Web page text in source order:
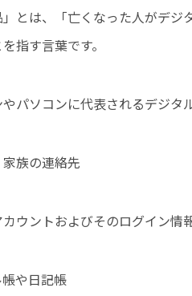
」とは、「亡くなった人がデ
指す言葉です。
パソコンに代表されるデジタ
家族の連絡先
カウントおよびそのログイン情
帳や日記帳